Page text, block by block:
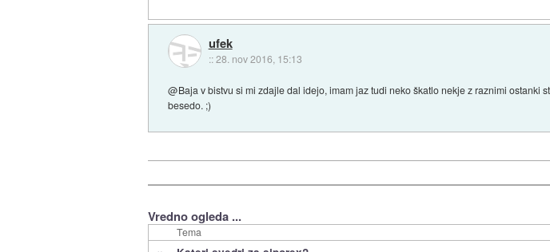
ufek
::28. nov 2016, 15:13
@Baja v bistvu si mi zdajle dal idejo, imam jaz tudi neko škatlo nekje z raznimi
besedo. ;)
Vredno ogleda ...
Tema